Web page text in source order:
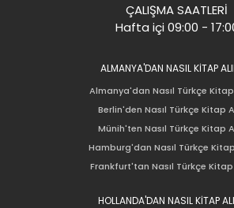
ÇALIŞMA SAATLERİ
Hafta içi 09:00 -
ALMANYA'DAN NASIL KİTAP
Almanya'dan Nasıl Türkçe Kitap
Berlin'den Nasıl Türkçe Kitap
Münih'ten Nasıl Türkçe Kitap
Hamburg'dan Nasıl Türkçe Kitap
Frankfurt'tan Nasıl Türkçe Kitap
HOLLANDA'DAN NASIL KİTAP